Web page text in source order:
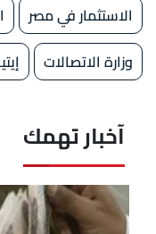
الاستثمار في مصر
وزارة الاتصالات
آخبار تهمك